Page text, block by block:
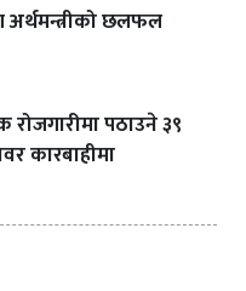
छलफल
पठाउने ३९
कारबाहीमा